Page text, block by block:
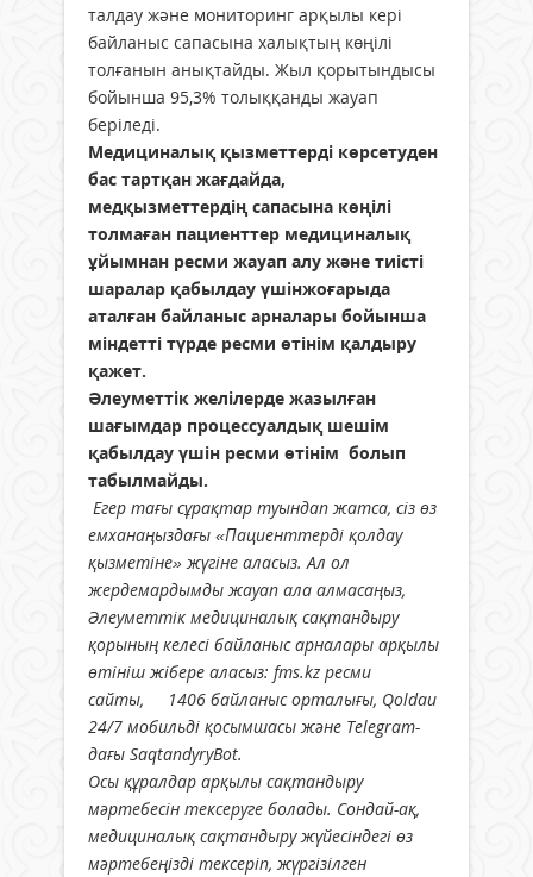
талдау және мониторинг арқылы кері
байланыс сапасына халықтың көңілі
толғанын анықтайды. Жыл қорытындысы
бойынша 95,3% толыққанды жауап
беріледі.
Медициналық қызметтерді көрсетуден
бас тартқан жағдайда,
медқызметтердің сапасына көңілі
толмаған пациенттер медициналық
ұйымнан ресми жауап алу және тиісті
шаралар қабылдау үшінжоғарыда
аталған байланыс арналары бойынша
міндетті түрде ресми өтінім қалдыру
қажет.
Әлеуметтік желілерде жазылған
шағымдар процессуалдық шешім
қабылдау үшін ресми өтінім болып
табылмайды.
Егер тағы сұрақтар туындап жатса, сіз өз
емханаңыздағы «Пациенттерді қолдау
қызметіне» жүгіне аласыз. Ал ол
жердемардымды жауап ала алмасаңыз,
Әлеуметтік медициналық сақтандыру
қорының келесі байланыс арналары арқылы
өтініш жібере аласыз: fms.kz ресми
сайты, 1406 байланыс орталығы, Qoldau
24/7 мобильді қосымшасы және Telegram-
дағы SaqtandyryBot.
Осы құралдар арқылы сақтандыру
мәртебесін тексеруге болады. Сондай-ақ,
медициналық сақтандыру жүйесіндегі өз
мәртебеңізді тексеріп, жүргізілген